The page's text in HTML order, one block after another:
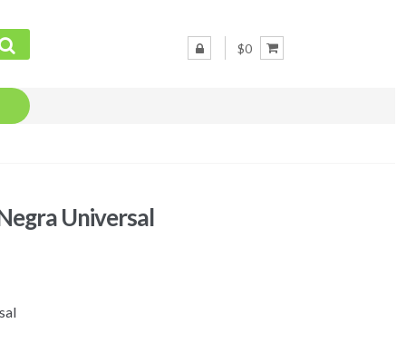
$0
Universal